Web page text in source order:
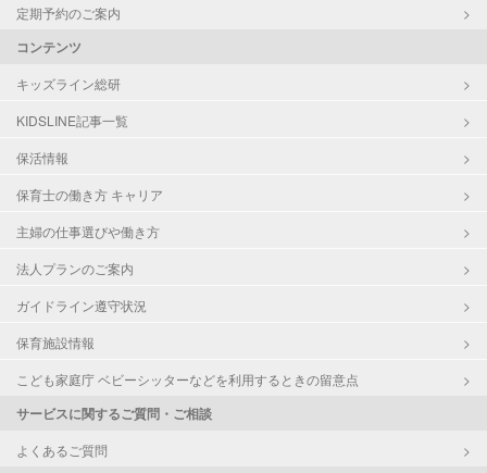
定期予約のご案内
コンテンツ
キッズライン総研
KIDSLINE記事一覧
保活情報
保育士の働き方 キャリア
主婦の仕事選びや働き方
法人プランのご案内
ガイドライン遵守状況
保育施設情報
こども家庭庁 ベビーシッターなどを利用するときの留意点
サービスに関するご質問・ご相談
よくあるご質問